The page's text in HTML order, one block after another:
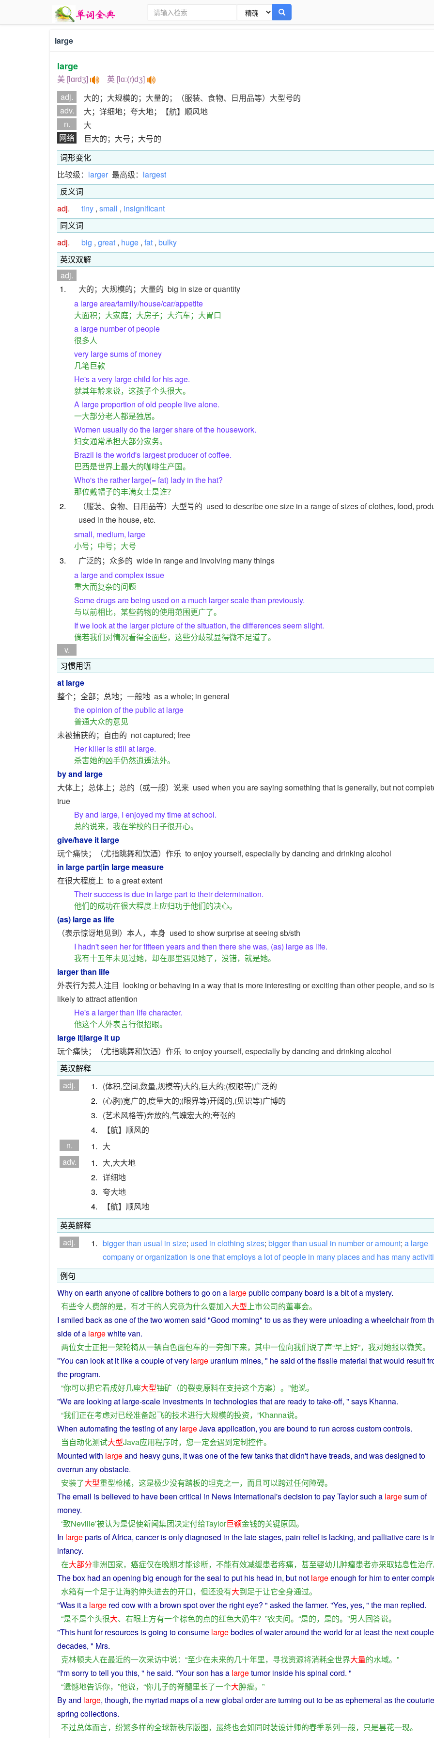
large
large
美 [lɑrdʒ] 英 [lɑː(r)dʒ]
adj.
大的；大规模的；大量的；（服装、食物、日用品等）大型号的
adv.
大；详细地；夸大地；【航】顺风地
n.
大
网络
巨大的；大号；大号的
词形变化
比较级： larger 最高级： largest
反义词
adj.
tiny , small , insignificant
同义词
adj.
big , great , huge , fat , bulky
英汉双解
adj.
1.
大的；大规模的；大量的 big in size or quantity
a large area/family/house/car/appetite
大面积；大家庭；大房子；大汽车；大胃口
a large number of people
很多人
very large sums of money
几笔巨款
He's a very large child for his age.
就其年龄来说，这孩子个头很大。
A large proportion of old people live alone.
一大部分老人都是独居。
Women usually do the larger share of the housework.
妇女通常承担大部分家务。
Brazil is the world's largest producer of coffee.
巴西是世界上最大的咖啡生产国。
Who's the rather large(= fat) lady in the hat?
那位戴帽子的丰满女士是谁？
2.
（服装、食物、日用品等）大型号的 used to describe one size in a range of sizes of clothes, food,
used in the house, etc.
small, medium, large
小号；中号；大号
3.
广泛的；众多的 wide in range and involving many things
a large and complex issue
重大而复杂的问题
Some drugs are being used on a much larger scale than previously.
与以前相比，某些药物的使用范围更广了。
If we look at the larger picture of the situation, the differences seem slight.
倘若我们对情况看得全面些，这些分歧就显得微不足道了。
v.
习惯用语
at large
整个；全部；总地；一般地 as a whole; in general
the opinion of the public at large
普通大众的意见
未被捕获的；自由的 not captured; free
Her killer is still at large.
杀害她的凶手仍然逍遥法外。
by and large
大体上；总体上；总的（或一般）说来 used when you are saying something that is generally, but not
true
By and large, I enjoyed my time at school.
总的说来，我在学校的日子很开心。
give/have it large
玩个痛快；（尤指跳舞和饮酒）作乐 to enjoy yourself, especially by dancing and drinking alcohol
in large part|in large measure
在很大程度上 to a great extent
Their success is due in large part to their determination.
他们的成功在很大程度上应归功于他们的决心。
(as) large as life
（表示惊讶地见到）本人，本身 used to show surprise at seeing sb/sth
I hadn't seen her for fifteen years and then there she was, (as) large as life.
我有十五年未见过她，却在那里遇见她了，没错，就是她。
larger than life
外表行为惹人注目 looking or behaving in a way that is more interesting or exciting than other people, and so
likely to attract attention
He's a larger than life character.
他这个人外表言行很招眼。
large it|large it up
玩个痛快；（尤指跳舞和饮酒）作乐 to enjoy yourself, especially by dancing and drinking alcohol
英汉解释
adj.
1. (体积,空间,数量,规模等)大的,巨大的;(权限等)广泛的
2. (心胸)宽广的,度量大的;(眼界等)开阔的,(见识等)广博的
3. (艺术风格等)奔放的,气魄宏大的;夸张的
4.
【航】顺风的
n.
1. 大
adv.
1. 大,大大地
2. 详细地
3. 夸大地
4.
【航】顺风地
英英解释
adj.
1. biggerthan usual in size; used in clothing sizes; biggerthan usual in numberoramount; a large
companyororganization isonethatemploysa lotof people in many placesand has many
例句
Whyon earth anyoneofcalibrebotherstogo on a largepubliccompanyboard isabitof a mystery.
有些令人费解的是， 有才干的人究竟为什么要加入大型上市公司的董事会。
I smiled back as one of thetwowomen said "Good morning" to usas theywere unloading awheelchairfrom
sideof a largewhitevan.
两位女士正把一架轮椅从一辆白色面包车的一旁卸下来， 其中一位向我们说了声“早上好”， 我对她报以微笑。
"You can lookat it like acoupleofvery large uranium mines, " hesaid ofthefissile material that would result
theprogram.
“你可以把它看成好几座大型铀矿 （的裂变原料在支持这个方案）。”他说。
"Weare looking at large-scale investments in technologiesthatare readytotake-off, " says Khanna.
“我们正在考虑对已经准备起飞的技术进行大规模的投资，”Khanna说。
When automating thetesting of any largeJavaapplication, you arebound to run acrosscustomcontrols.
当自动化测试大型Java应用程序时， 您一定会遇到定制控件。
Mounted with largeand heavyguns, itwasone of thefewtanksthat didn't havetreads, and was designed to
overrun anyobstacle.
安装了大型重型枪械， 这是极少没有踏板的坦克之一， 而且可以跨过任何障碍。
The email isbelieved to havebeen critical in News International'sdecision topayTaylor such a largesumof
money.
‘致Neville’被认为是促使新闻集团决定付给Taylor巨额金钱的关键原因。
In largeparts ofAfrica, cancer isonlydiagnosed in the late stages, pain relief is lacking, and palliativecare is
infancy.
在大部分非洲国家， 癌症仅在晚期才能诊断， 不能有效减缓患者疼痛， 甚至婴幼儿肿瘤患者亦采取姑息性治疗
Thebox had an opening big enough for theseal toput his head in, but not largeenough forhimtoenter
水箱有一个足于让海豹伸头进去的开口， 但还没有大到足于让它全身通过。
"Was ita large red cowwith abrown spotoverthe righteye? " asked thefarmer. "Yes, yes, " the man replied.
“是不是个头很大、 右眼上方有一个棕色的点的红色大奶牛？”农夫问。“是的， 是的。”男人回答说。
"This huntforresources isgoing toconsume largebodiesofwateraround theworld forat leastthe next
decades, " Mrs.
克林顿夫人在最近的一次采访中说：“至少在未来的几十年里， 寻找资源将消耗全世界大量的水域。”
"I'msorrytotell you this, " hesaid. "Yourson hasa largetumor inside his spinal cord. "
“遗憾地告诉你，”他说，“你儿子的脊髓里长了一个大肿瘤。”
By and large, though, the myriad maps of a newglobal orderareturning outtobeasephemeral asthe
spring collections.
不过总体而言， 纷繁多样的全球新秩序版图， 最终也会如同时装设计师的春季系列一般， 只是昙花一现。